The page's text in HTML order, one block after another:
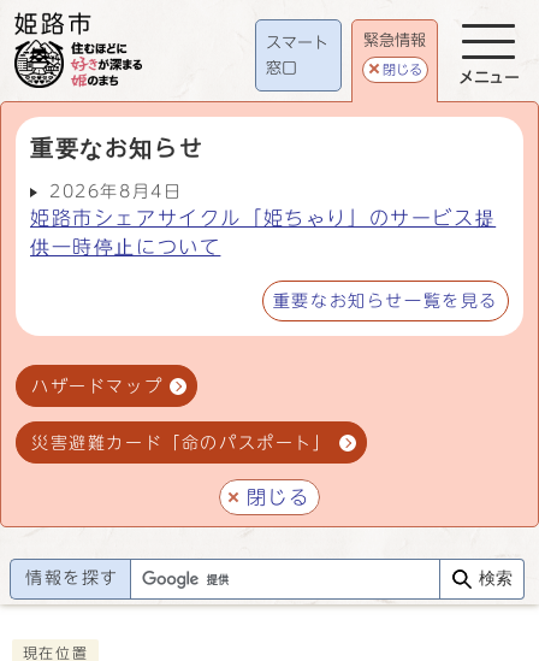
スマート
窓口
緊急情報
閉じる
重要なお知らせ
2026年8月4日
姫路市シェアサイクル「姫ちゃり」のサービス提
供一時停止について
重要なお知らせ一覧を見る
ハザードマップ
災害避難カード「命のパスポート」
閉じる
メニュー
情報を探す 検索
現在位置